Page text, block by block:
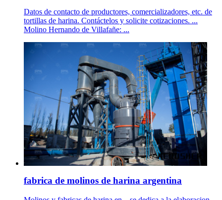
Datos de contacto de productores, comercializadores, etc. de
tortillas de harina. Contáctelos y solicite cotizaciones. ...
Molino Hernando de Villafañe: ...
fabrica de molinos de harina argentina